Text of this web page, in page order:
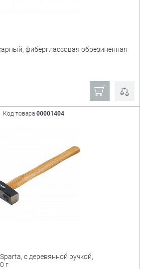
фиберглассовая обрезиненная
Код товара 00001404
с деревянной ручкой,
г